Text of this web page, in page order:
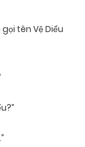
tên Vệ Diểu